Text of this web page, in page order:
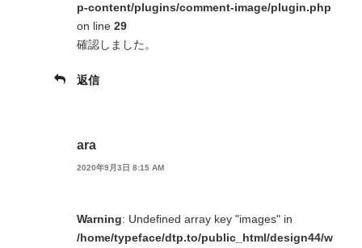
p-content/plugins/comment-image/plugin.php
on line 29
確認しました。
返信
ara
2020年9月3日 8:15 AM
Warning: Undefined array key "images" in
/home/typeface/dtp.to/public_html/design44/w